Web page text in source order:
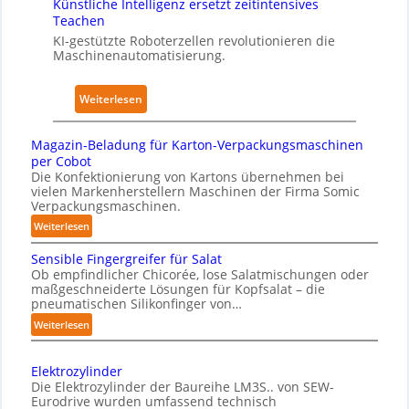
h
u
s
i
r
n
e
n
v
o
P
h
y
s
l
Künstliche Intelligenz ersetzt zeitintensives
Teachen
KI-gestützte Roboterzellen revolutionieren die
Maschinenautomatisierung.
Weiterlesen
K
n
s
t
l
c
h
e
I
l
Magazin-Beladung für Karton-Verpackungsmaschinen
per Cobot
Die Konfektionierung von Kartons übernehmen bei
vielen Markenherstellern Maschinen der Firma Somic
Verpackungsmaschinen.
Weiterlesen:
M
a
g
a
z
i
-
B
e
Sensible Fingergreifer für Salat
Ob empfindlicher Chicorée, lose Salatmischungen oder
maßgeschneiderte Lösungen für Kopfsalat – die
pneumatischen Silikonfinger von…
Weiterlesen:
S
n
s
Elektrozylinder
Die Elektrozylinder der Baureihe LM3S.. von SEW-
Eurodrive wurden umfassend technisch